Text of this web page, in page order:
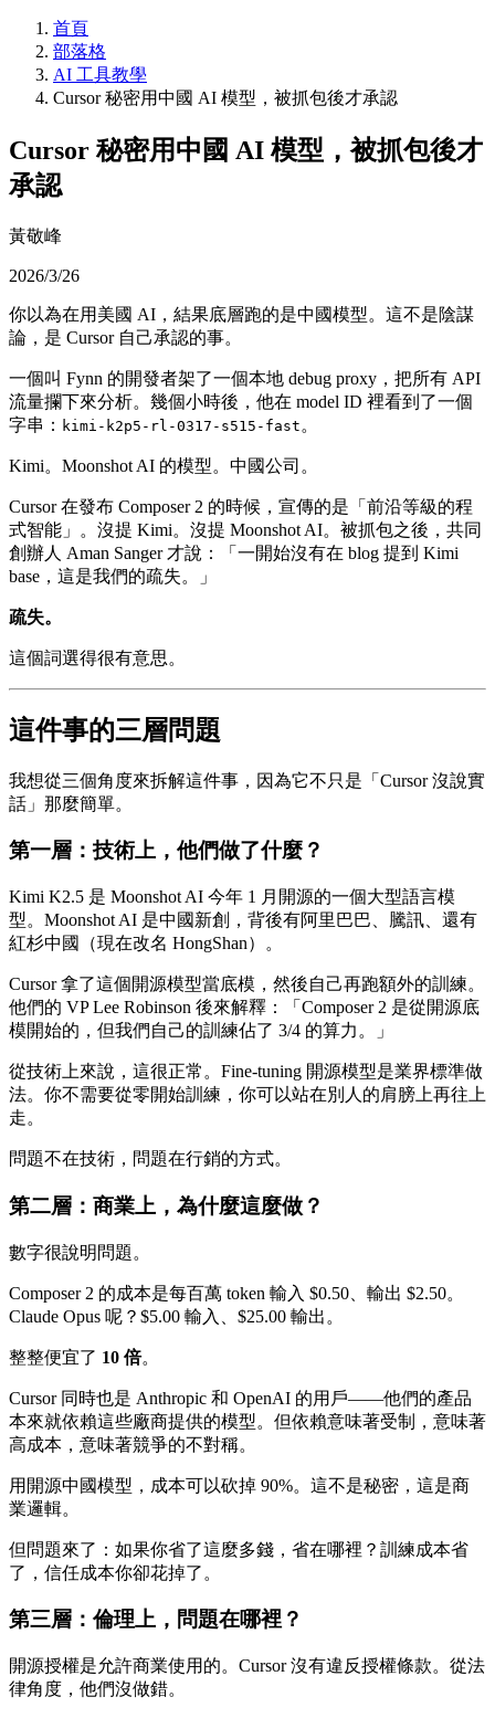
首頁
部落格
AI 工具教學
Cursor 秘密用中國 AI 模型，被抓包後才承認
Cursor 秘密用中國 AI 模型，被抓包後才
承認
黃敬峰
2026/3/26
你以為在用美國 AI，結果底層跑的是中國模型。這不是陰謀
論，是 Cursor 自己承認的事。
一個叫 Fynn 的開發者架了一個本地 debug proxy，把所有 API
流量攔下來分析。幾個小時後，他在 model ID 裡看到了一個
字串： kimi-k2p5-rl-0317-s515-fast 。
Kimi。Moonshot AI 的模型。中國公司。
Cursor 在發布 Composer 2 的時候，宣傳的是「前沿等級的程
式智能」。沒提 Kimi。沒提 Moonshot AI。被抓包之後，共同
創辦人 Aman Sanger 才說：「一開始沒有在 blog 提到 Kimi
base，這是我們的疏失。」
疏失。
這個詞選得很有意思。
這件事的三層問題
我想從三個角度來拆解這件事，因為它不只是「Cursor 沒說實
話」那麼簡單。
第一層：技術上，他們做了什麼？
Kimi K2.5 是 Moonshot AI 今年 1 月開源的一個大型語言模
型。Moonshot AI 是中國新創，背後有阿里巴巴、騰訊、還有
紅杉中國（現在改名 HongShan）。
Cursor 拿了這個開源模型當底模，然後自己再跑額外的訓練。
他們的 VP Lee Robinson 後來解釋：「Composer 2 是從開源底
模開始的，但我們自己的訓練佔了 3/4 的算力。」
從技術上來說，這很正常。Fine-tuning 開源模型是業界標準做
法。你不需要從零開始訓練，你可以站在別人的肩膀上再往上
走。
問題不在技術，問題在行銷的方式。
第二層：商業上，為什麼這麼做？
數字很說明問題。
Composer 2 的成本是每百萬 token 輸入 $0.50、輸出 $2.50。
Claude Opus 呢？$5.00 輸入、$25.00 輸出。
整整便宜了 10 倍。
Cursor 同時也是 Anthropic 和 OpenAI 的用戶——他們的產品
本來就依賴這些廠商提供的模型。但依賴意味著受制，意味著
高成本，意味著競爭的不對稱。
用開源中國模型，成本可以砍掉 90%。這不是秘密，這是商
業邏輯。
但問題來了：如果你省了這麼多錢，省在哪裡？訓練成本省
了，信任成本你卻花掉了。
第三層：倫理上，問題在哪裡？
開源授權是允許商業使用的。Cursor 沒有違反授權條款。從法
律角度，他們沒做錯。